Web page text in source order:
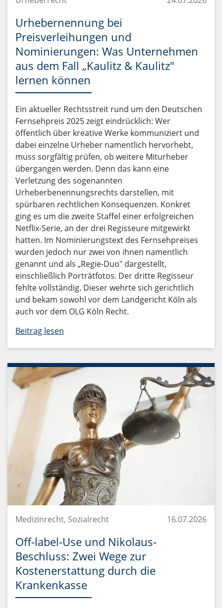
Urhebernennung bei
Preisverleihungen und
Nominierungen: Was Unternehmen
aus dem Fall „Kaulitz & Kaulitz"
lernen können
Ein aktueller Rechtsstreit rund um den Deutschen
Fernsehpreis 2025 zeigt eindrücklich: Wer
öffentlich über kreative Werke kommuniziert und
dabei einzelne Urheber namentlich hervorhebt,
muss sorgfältig prüfen, ob weitere Miturheber
übergangen werden. Denn das kann eine
Verletzung des sogenannten
Urheberbenennungsrechts darstellen, mit
spürbaren rechtlichen Konsequenzen. Konkret
ging es um die zweite Staffel einer erfolgreichen
Netflix-Serie, an der drei Regisseure mitgewirkt
hatten. Im Nominierungstext des Fernsehpreises
wurden jedoch nur zwei von ihnen namentlich
genannt und als „Regie-Duo" dargestellt,
einschließlich Porträtfotos. Der dritte Regisseur
fehlte vollständig. Dieser wehrte sich gerichtlich
und bekam sowohl vor dem Landgericht Köln als
auch vor dem OLG Köln Recht.
Beitrag lesen
Medizinrecht, Sozialrecht 16.07.2026
Off-label-Use und Nikolaus-
Beschluss: Zwei Wege zur
Kostenerstattung durch die
Krankenkasse